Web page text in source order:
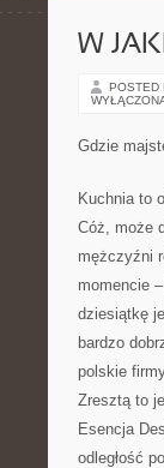
W
POSTED
Gdzie
Kuchnia to
Cóż, może
mężczyźni
momencie
dziesiątkę
bardzo
polskie
Zresztą to
Esencja
odległość